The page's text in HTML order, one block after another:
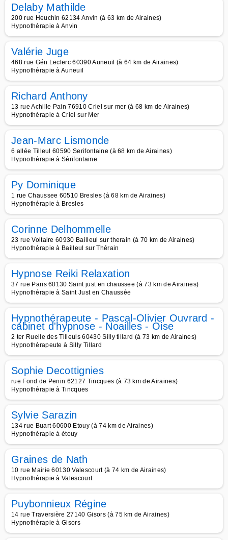
Delaby Mathilde
200 rue Heuchin 62134 Anvin (à 63 km de Airaines)
Hypnothérapie à Anvin
Valérie Juge
468 rue Gén Leclerc 60390 Auneuil (à 64 km de Airaines)
Hypnothérapie à Auneuil
Richard Anthony
13 rue Achille Pain 76910 Criel sur mer (à 68 km de Airaines)
Hypnothérapie à Criel sur Mer
Jean-Marc Lismonde
6 allée Tilleul 60590 Serifontaine (à 68 km de Airaines)
Hypnothérapie à Sérifontaine
Py Dominique
1 rue Chaussee 60510 Bresles (à 68 km de Airaines)
Hypnothérapie à Bresles
Corinne Delhommelle
23 rue Voltaire 60930 Bailleul sur therain (à 70 km de Airaines)
Hypnothérapie à Bailleul sur Thérain
Hypnose Reiki Relaxation
37 rue Paris 60130 Saint just en chaussee (à 73 km de Airaines)
Hypnothérapie à Saint Just en Chaussée
Hypnothérapeute - Pascal-Olivier Ouvrard -
cabinet d'hypnose - Noailles - Oise
2 ter Ruelle des Tilleuls 60430 Silly tillard (à 73 km de Airaines)
Hypnothérapeute à Silly Tillard
Sophie Decottignies
rue Fond de Penin 62127 Tincques (à 73 km de Airaines)
Hypnothérapie à Tincques
Sylvie Sarazin
134 rue Buart 60600 Etouy (à 74 km de Airaines)
Hypnothérapie à étouy
Graines de Nath
10 rue Mairie 60130 Valescourt (à 74 km de Airaines)
Hypnothérapie à Valescourt
Puybonnieux Régine
14 rue Traversière 27140 Gisors (à 75 km de Airaines)
Hypnothérapie à Gisors